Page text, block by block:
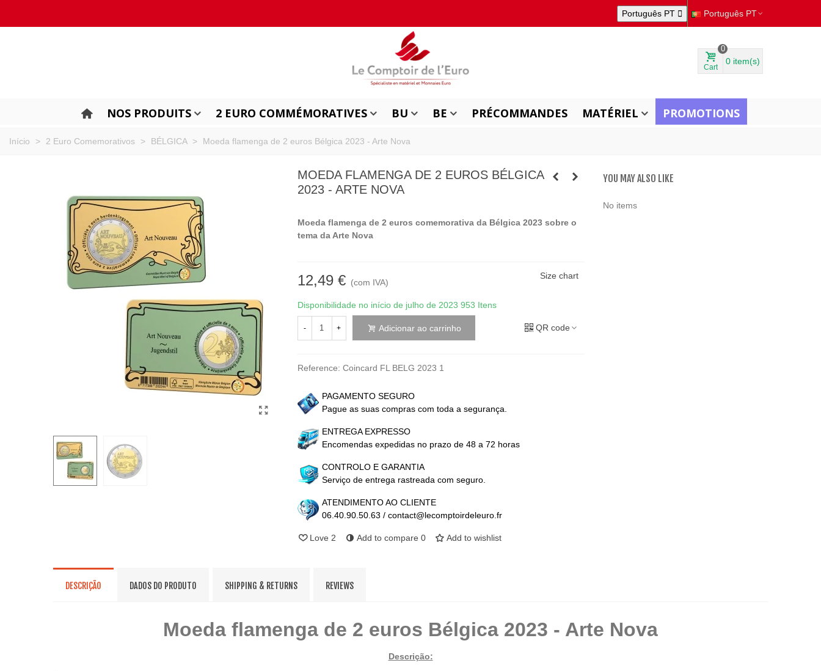
Português PT  Português PT
Cart
0
0 item(s)
NOS PRODUITS 2 EURO COMMÉMORATIVES BU BE PRÉCOMMANDES MATÉRIEL PROMOTIONS
Início > 2 Euro Comemorativos > BÉLGICA > Moeda flamenga de 2 euros Bélgica 2023 - Arte Nova
MOEDA FLAMENGA DE 2 EUROS BÉLGICA
2023 - ARTE NOVA
Moeda flamenga de 2 euros comemorativa da Bélgica 2023 sobre o
tema da Arte Nova
12,49 € (com IVA)
Size chart
Disponibilidade no início de julho de 2023 953 Itens
- + Adicionar ao carrinho QR code
Reference: Coincard FL BELG 2023 1
PAGAMENTO SEGURO
Pague as suas compras com toda a segurança.
ENTREGA EXPRESSO
Encomendas expedidas no prazo de 48 a 72 horas
CONTROLO E GARANTIA
Serviço de entrega rastreada com seguro.
ATENDIMENTO AO CLIENTE
06.40.90.50.63 / contact@lecomptoirdeleuro.fr
Love 2 Add to compare 0 Add to wishlist
YOU MAY ALSO LIKE
No items
DESCRIÇÃO DADOS DO PRODUTO SHIPPING & RETURNS REVIEWS
Moeda flamenga de 2 euros Bélgica 2023 - Arte Nova
Descrição: